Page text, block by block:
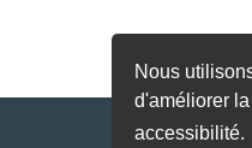
Nous
d'améliorer
accessibilité.